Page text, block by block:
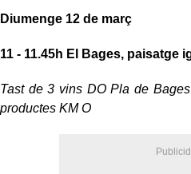
Diumenge 12 de març
11 - 11.45h El Bages, paisatge
Tast de 3 vins DO Pla de
productes KM O